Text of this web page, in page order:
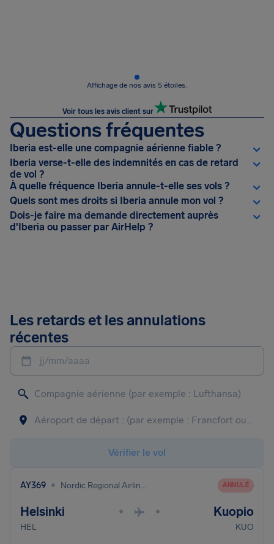
Affichage de nos avis 5 étoiles.
Voir tous les avis client sur
Questions fréquentes
Iberia est-elle une compagnie aérienne fiable ?
Iberia verse-t-elle des indemnités en cas de retard
de vol ?
À quelle fréquence Iberia annule-t-elle ses vols ?
Quels sont mes droits si Iberia annule mon vol ?
Dois-je faire ma demande directement auprès
d'Iberia ou passer par AirHelp ?
Les retards et les annulations
récentes
jj/mm/aaaa
Vérifier le vol
AY369 • Nordic Regional Airlines ANNULÉ
Helsinki • • Kuopio
HEL KUO